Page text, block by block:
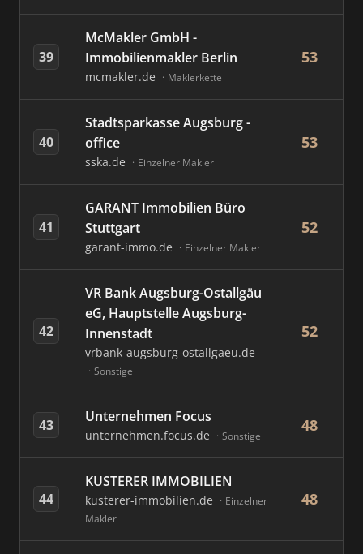
39
McMakler GmbH -
Immobilienmakler Berlin
mcmakler.de Maklerkette
53
40
Stadtsparkasse Augsburg -
office
sska.de Einzelner Makler
53
41
GARANT Immobilien Büro
Stuttgart
garant-immo.de Einzelner Makler
52
42
VR Bank Augsburg-Ostallgäu
eG, Hauptstelle Augsburg-
Innenstadt
vrbank-augsburg-ostallgaeu.de
Sonstige
52
43 Unternehmen Focus
unternehmen.focus.de Sonstige
48
44
KUSTERER IMMOBILIEN
kusterer-immobilien.de
Einzelner
Makler
48